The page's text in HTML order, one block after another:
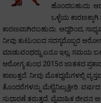
ಹೊಂದಬಹುದು.
ಒಳ್ಳೆಯ
ಕಾರಣವಾಗಿರಬಹುದು. ಆದ್ದರಿಂದ,
ನೀವು ಕುಟುಂಬದ ಸದಸ್ಯರೊಬ್ಬರ
ಮಾಡುವಂಥದ್ದು ಏನೂ ಇಲ್ಲ, ಸಮಯ
ಆರೋಗ್ಯ ಕುಂಭ 2015ರ ಜಾತಕದ
ಕಾಣುತ್ತದೆ. ನೀವು ಮೊಕದ್ದಮೆಗಳಲ್ಲಿ
ತೊಂದರೆಗಳನ್ನು ಮೆಟ್ಟಿನಿಲ್ಲುತ್ತೀರಿ.
ಸುಧಾರಣೆ ತರುತ್ತದೆ. ವೈವಾಹಿಕ ಜೀವನ